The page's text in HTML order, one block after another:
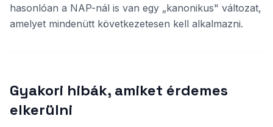
hasonlóan a NAP-nál is van egy „kanonikus" változat,
amelyet mindenütt következetesen kell alkalmazni.
Gyakori hibák, amiket érdemes
elkerülni